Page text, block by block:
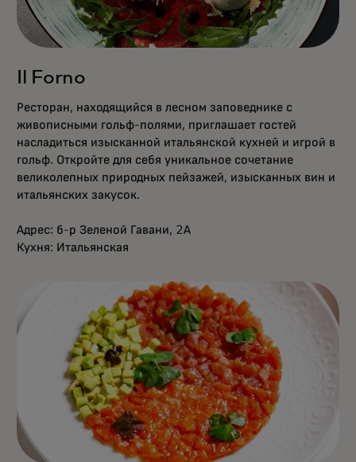
Il Forno
Ресторан, находящийся в лесном заповеднике с
живописными гольф-полями, приглашает гостей
насладиться изысканной итальянской кухней и игрой в
гольф. Откройте для себя уникальное сочетание
великолепных природных пейзажей, изысканных вин и
итальянских закусок.
Адрес: б-р Зеленой Гавани, 2А
Кухня: Итальянская